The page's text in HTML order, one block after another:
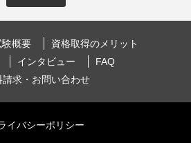
験概要
資格取得のメリット
インタビュー
FAQ
請求・お問い合わせ
イバシーポリシー